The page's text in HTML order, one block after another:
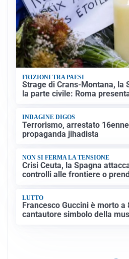
FRIZIONI TRA PAESI
Strage di Crans-Montana, la
la parte civile: Roma
INDAGINE DIGOS
Terrorismo, arrestato
propaganda jihadista
NON SI FERMA LA TENSIONE
Crisi Ceuta, la Spagna
controlli alle frontiere o
LUTTO
Francesco Guccini è morto
cantautore simbolo della